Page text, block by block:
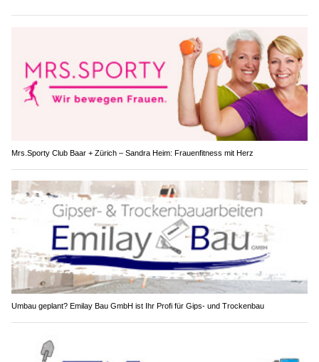
Mrs.Sporty Club Baar + Zürich – Sandra Heim: Frauenfitness mit Herz
Umbau geplant? Emilay Bau GmbH ist Ihr Profi für Gips- und Trockenbau